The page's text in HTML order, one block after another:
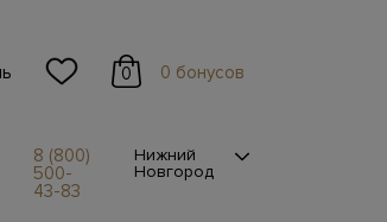
0 0 бонусов
8 (800)
500-
43-83
Нижний
Новгород